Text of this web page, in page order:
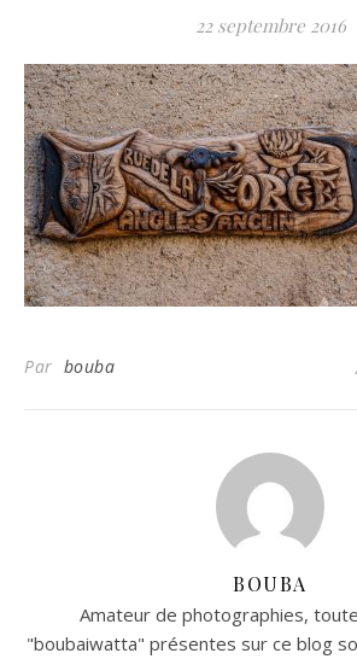
22 septembre 2016
Par bouba
BOUBA
Amateur de photographies,
"boubaiwatta" présentes sur ce blog